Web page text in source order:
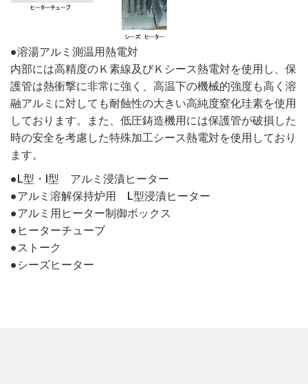
●溶湯アルミ測温用熱電対
内部には高精度のＫ素線及びＫシース熱電対を使用し、保
護管は熱衝撃に非常に強く、高温下の機械的強度も高く溶
融アルミに対しても耐蝕性の大きい高純度窒化珪素を使用
しております。また、低圧鋳造機用には保護管が破損した
時の安全を考慮した特殊加工シース熱電対を使用しており
ます。
●L型・I型 アルミ浸漬ヒーター
●アルミ溶解保持炉用 L型浸漬ヒーター
●アルミ用ヒーター制御ボックス
●ヒーターチューブ
●ストーク
●シーズヒーター